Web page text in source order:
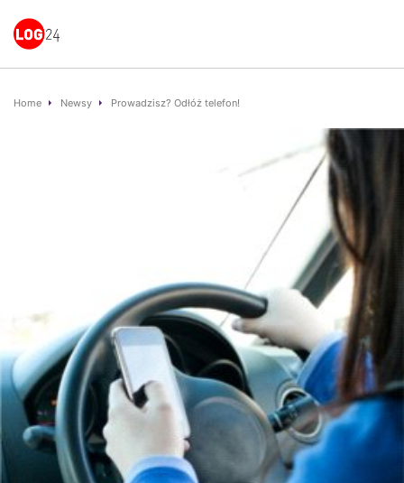
Home Newsy Prowadzisz? Odłóż telefon!